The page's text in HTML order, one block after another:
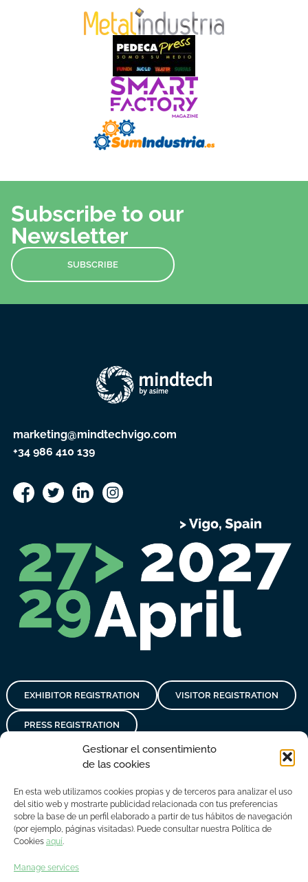
Gestionar el consentimiento
de las cookies
En esta web utilizamos cookies propias y de terceros para analizar el uso
del sitio web y mostrarte publicidad relacionada con tus preferencias
sobre la base de un perfil elaborado a partir de tus hábitos de navegación
(por ejemplo, páginas visitadas). Puede consultar nuestra Política de
Cookies aquí.
Manage services
Subscribe to our
Newsletter
SUBSCRIBE
marketing@mindtechvigo.com
+34 986 410 139
EXHIBITOR REGISTRATION VISITOR REGISTRATION
PRESS REGISTRATION
Privacy policyLegal noticeCookies policyContact
© Copyright 2018 - 2023 Asime